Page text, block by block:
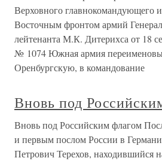
Верховного главнокомандующего
Восточным фронтом армий
лейтенанта М.К. Дитерихса от 18
№ 1074 Южная армия
Оренбургскую, в командование
Вновь под
Вновь под Российским флагом
и первым послом России в
Петрович Терехов, находившийся